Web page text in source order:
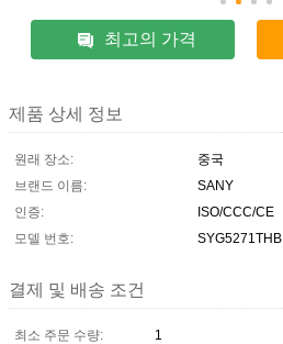
최고의 가격
제품 상세 정보
원래 장소:
중국
브랜드 이름:
SANY
인증:
ISO/CCC/CE
모델 번호:
SYG5271THB
결제 및 배송 조건
최소 주문 수량:
1